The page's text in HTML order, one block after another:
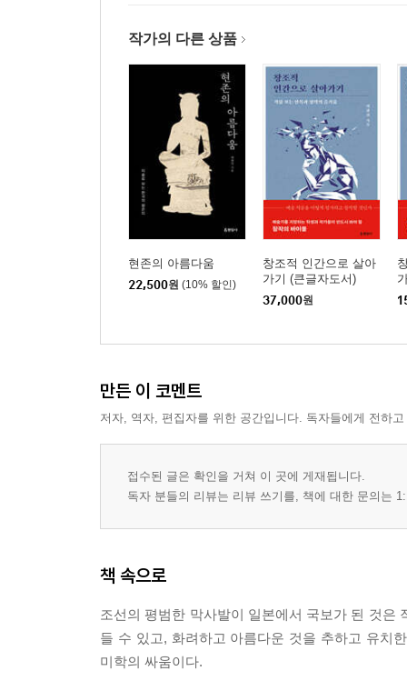
4장 현대미술로 구현된 평온미
박수근 | 마애불처럼 새겨 넣은 평온한 서민들의 일
최종태 | 성모상으로 환생한 반가사유상
김수자 | 이원적 대립과 갈등을 치유하는 바느질의
맺음말 | 진흙탕에 뿌리내리고 핀 연꽃처럼
작가의 다른 상품
현존의 아름다움
22,500원 (10% 할인)
창조적 인간으로 살아
가기 (큰글자도서)
37,000원
만든 이 코멘트
저자, 역자, 편집자를 위한 공간입니다. 독자들에게 전하
접수된 글은 확인을 거쳐 이 곳에 게재됩니다.
독자 분들의 리뷰는 리뷰 쓰기를, 책에 대한 문의는
책 속으로
조선의 평범한 막사발이 일본에서 국보가 된 것은
들 수 있고, 화려하고 아름다운 것을 추하고 유치
미학의 싸움이다.